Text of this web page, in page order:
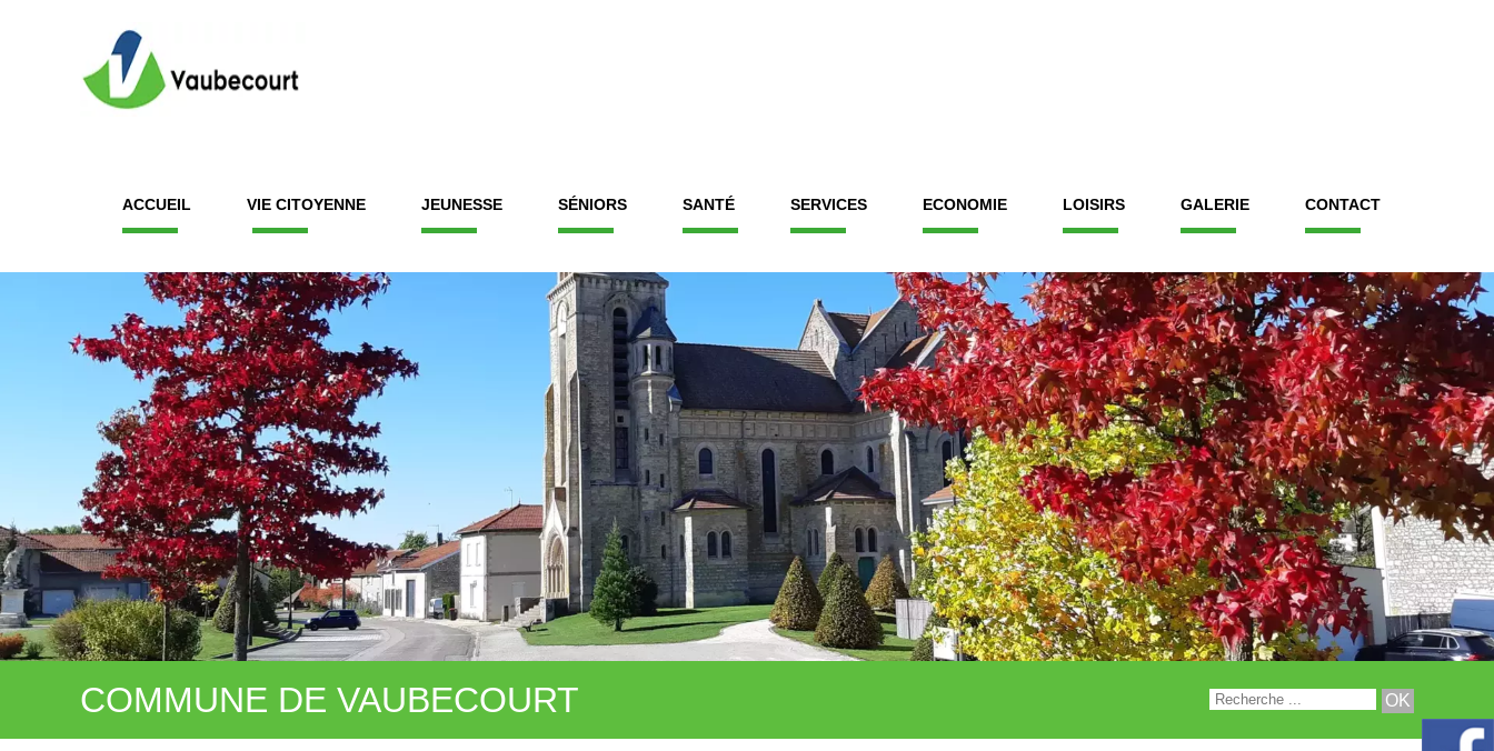
ACCUEIL VIE CITOYENNE JEUNESSE SÉNIORS SANTÉ SERVICES ECONOMIE LOISIRS GALERIE CONTACT
COMMUNE DE VAUBECOURT